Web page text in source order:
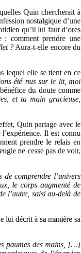
Quin chercherait à
nostalgique d’une
qu’il lui faut d’ores
: comment prendre une
? Aura-t-elle encore du
lequel elle se tient en ce
été nus sur le lit, moi
du doute comme
et ta main gracieuse,
Quin partage avec le
Il est connu
prendre le relais en
ne cesse pas de voir,
de comprendre l’univers
le corps augmenté de
l’autre, saisi au-delà de
lui décrit à sa manière sa
paumes des mains, […]